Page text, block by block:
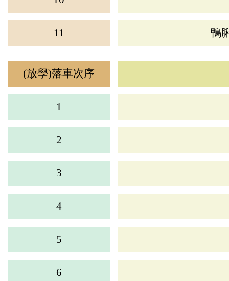
11 鴨
(放學)落車次序
1
2
3
4
5
6